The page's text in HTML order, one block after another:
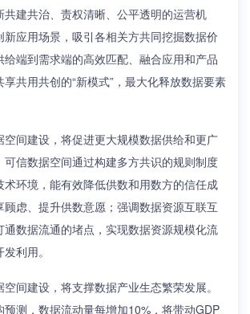
共建共治、责权清晰、公平透明的运营机
应用场景，吸引各相关方共同挖掘数据价
端到需求端的高效匹配、融合应用和产品
共用共创的“新模式”，最大化释放数据要素
空间建设，将促进更大规模数据供给和更广
可信数据空间通过构建多方共识的规则制度
术环境，能有效降低供数和用数方的信任成
虑、提升供数意愿；强调数据资源互联互
通数据流通的堵点，实现数据资源规模化流
利用。
间建设，将支撑数据产业生态繁荣发展。
预测，数据流动量每增加10%，将带动GDP